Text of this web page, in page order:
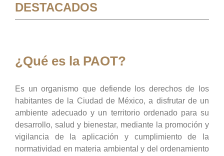
DESTACADOS
¿Qué es la PAOT?
Es un organismo que defiende los derechos de los
habitantes de la Ciudad de México, a disfrutar de un
ambiente adecuado y un territorio ordenado para su
desarrollo, salud y bienestar, mediante la promoción y
vigilancia de la aplicación y cumplimiento de la
normatividad en materia ambiental y del ordenamiento